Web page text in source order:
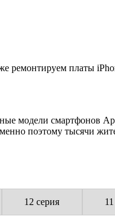
платы
модели смартфонов
поэтому тысячи
12 серия